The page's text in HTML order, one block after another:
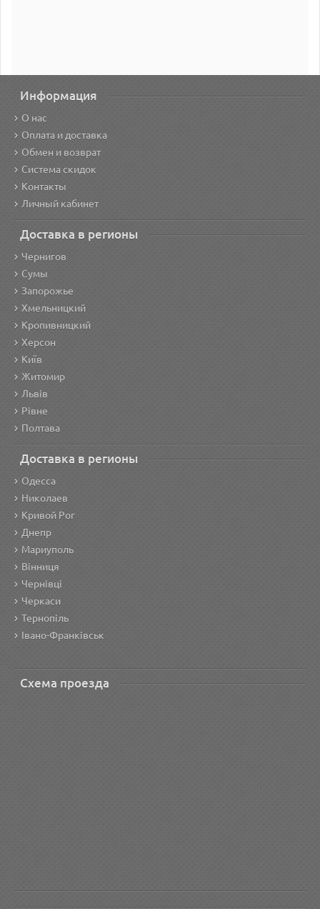
Информация
О нас
Оплата и доставка
Обмен и возврат
Система скидок
Контакты
Личный кабинет
Доставка в регионы
Чернигов
Сумы
Запорожье
Хмельницкий
Кропивницкий
Херсон
Київ
Житомир
Львів
Рівне
Полтава
Доставка в регионы
Одесса
Николаев
Кривой Рог
Днепр
Мариуполь
Вінниця
Чернівці
Черкаси
Тернопіль
Івано-Франківськ
Схема проезда